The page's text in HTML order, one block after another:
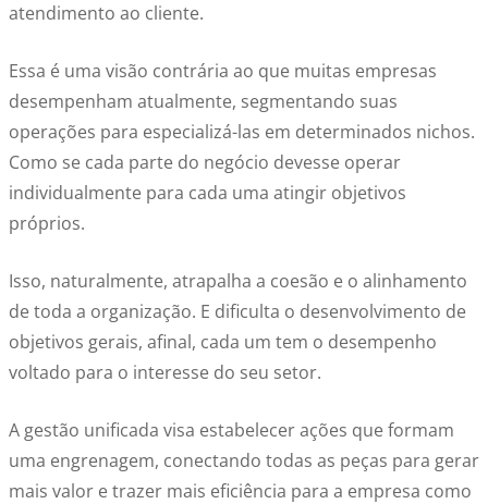
atendimento ao cliente.
Essa é uma visão contrária ao que muitas empresas
desempenham atualmente, segmentando suas
operações para especializá-las em determinados nichos.
Como se cada parte do negócio devesse operar
individualmente para cada uma atingir objetivos
próprios.
Isso, naturalmente, atrapalha a coesão e o alinhamento
de toda a organização. E dificulta o desenvolvimento de
objetivos gerais, afinal, cada um tem o desempenho
voltado para o interesse do seu setor.
A gestão unificada visa estabelecer ações que formam
uma engrenagem, conectando todas as peças para gerar
mais valor e trazer mais eficiência para a empresa como